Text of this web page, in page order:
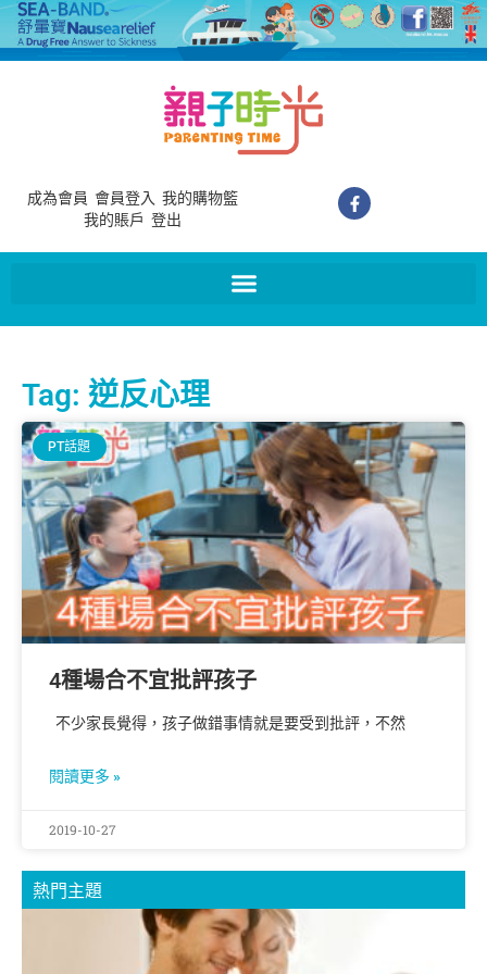
成為會員 會員登入 我的購物籃
我的賬戶 登出
Tag: 逆反心理
PT話題
4種場合不宜批評孩子
不少家長覺得，孩子做錯事情就是要受到批評，不然
閱讀更多 »
2019-10-27
熱門主題